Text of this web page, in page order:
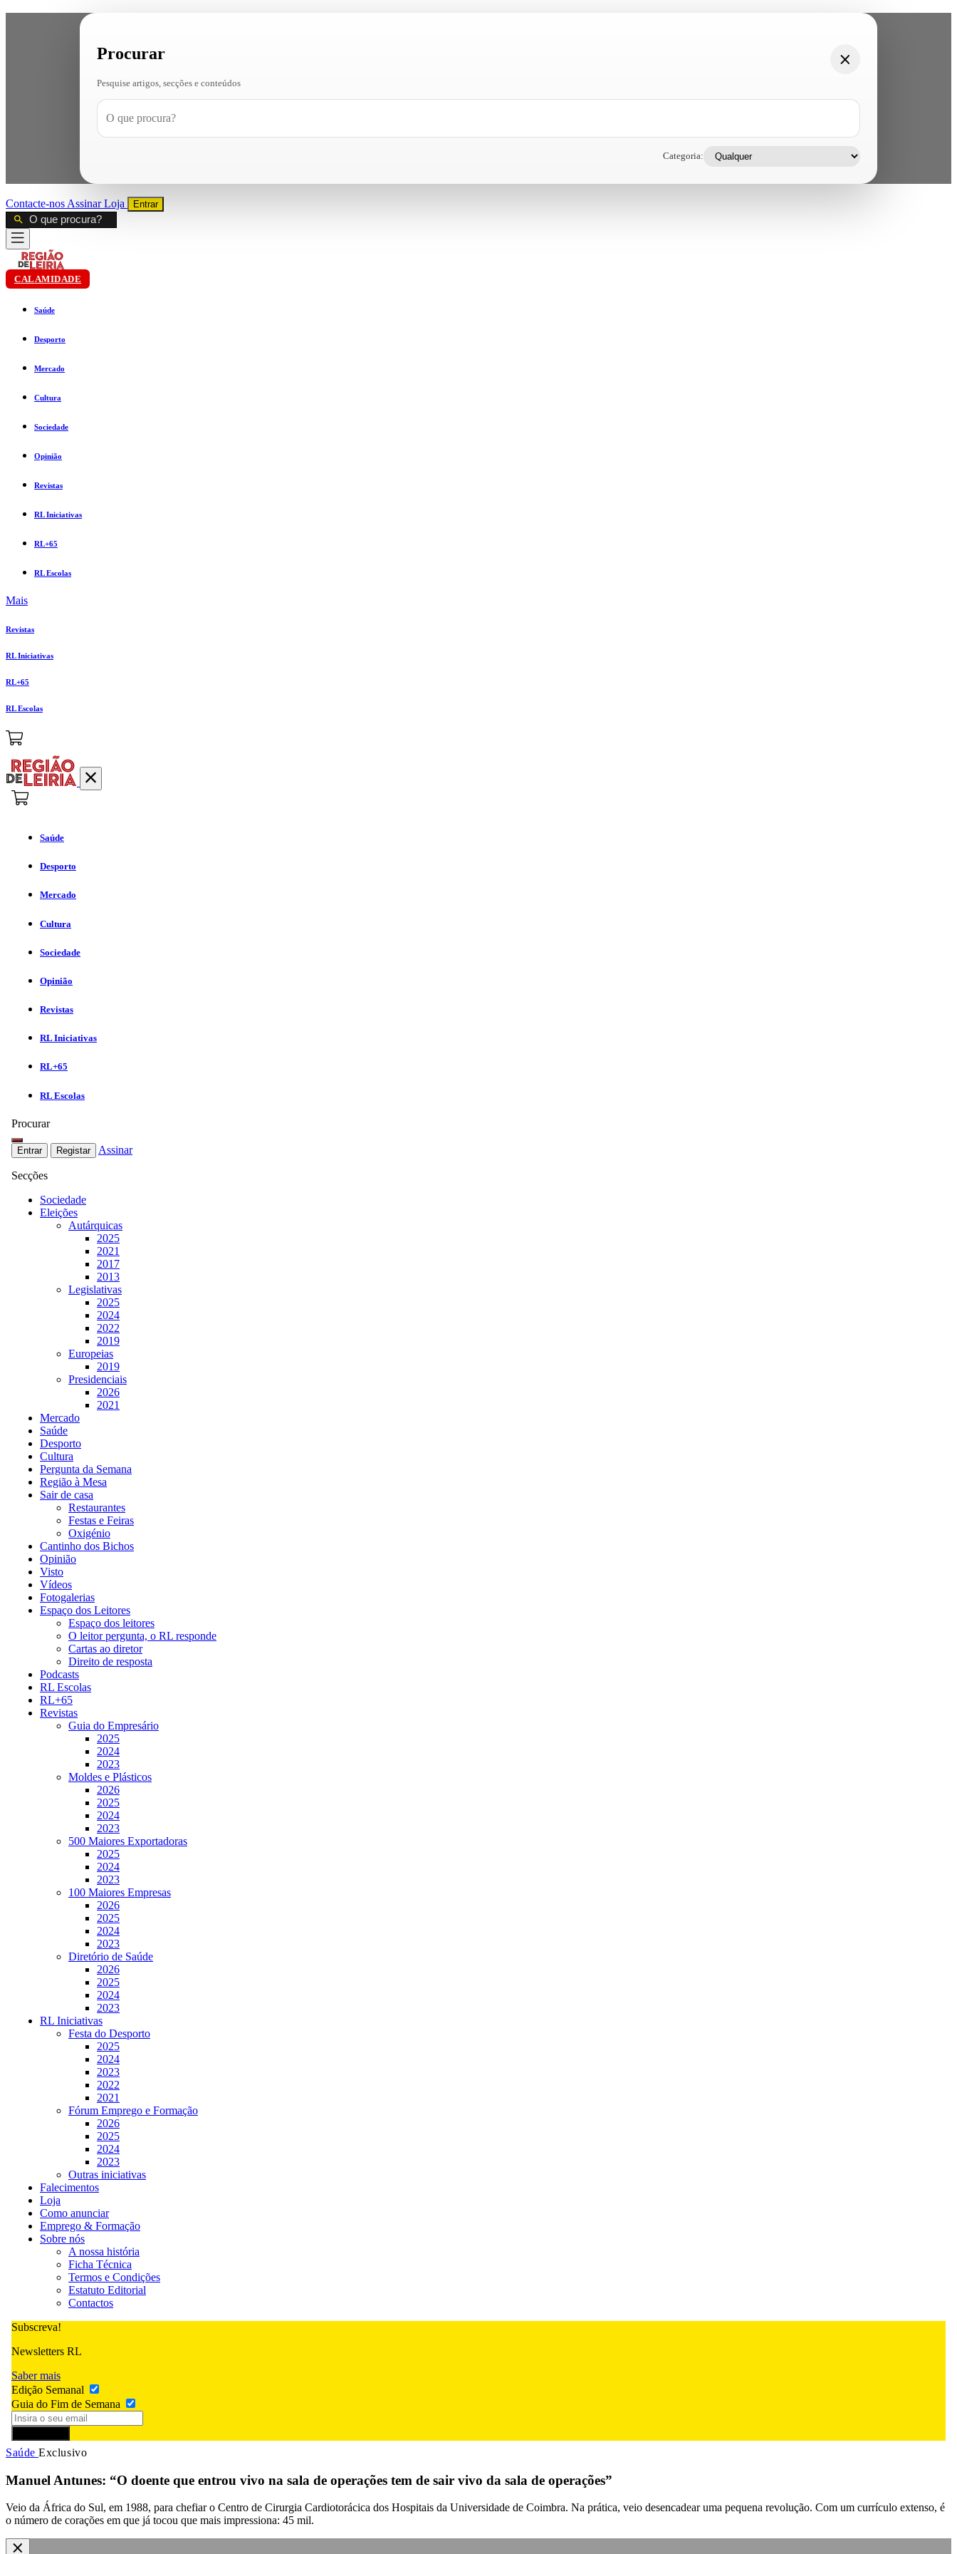
Procurar
Pesquise artigos, secções e conteúdos
Categoria:
Contacte-nos AssinarLoja Entrar
CALAMIDADE
Saúde
Desporto
Mercado
Cultura
Sociedade
Opinião
Revistas
RL Iniciativas
RL+65
RL Escolas
Mais
Revistas
RL Iniciativas
RL+65
RL Escolas
Saúde
Desporto
Mercado
Cultura
Sociedade
Opinião
Revistas
RL Iniciativas
RL+65
RL Escolas
Procurar
Entrar Registar Assinar
Secções
Sociedade
Eleições
Autárquicas
2025
2021
2017
2013
Legislativas
2025
2024
2022
2019
Europeias
2019
Presidenciais
2026
2021
Mercado
Saúde
Desporto
Cultura
Pergunta da Semana
Região à Mesa
Sair de casa
Restaurantes
Festas e Feiras
Oxigénio
Cantinho dos Bichos
Opinião
Visto
Vídeos
Fotogalerias
Espaço dos Leitores
Espaço dos leitores
O leitor pergunta, o RL responde
Cartas ao diretor
Direito de resposta
Podcasts
RL Escolas
RL+65
Revistas
Guia do Empresário
2025
2024
2023
Moldes e Plásticos
2026
2025
2024
2023
500 Maiores Exportadoras
2025
2024
2023
100 Maiores Empresas
2026
2025
2024
2023
Diretório de Saúde
2026
2025
2024
2023
RL Iniciativas
Festa do Desporto
2025
2024
2023
2022
2021
Fórum Emprego e Formação
2026
2025
2024
2023
Outras iniciativas
Falecimentos
Loja
Como anunciar
Emprego & Formação
Sobre nós
A nossa história
Ficha Técnica
Termos e Condições
Estatuto Editorial
Contactos
Subscreva!
Newsletters RL
Saber mais
Edição Semanal
Guia do Fim de Semana
Saúde Exclusivo
Manuel Antunes: “O doente que entrou vivo na sala de operações tem de sair vivo da sala de operações”
Veio da África do Sul, em 1988, para chefiar o Centro de Cirurgia Cardiotorácica dos Hospitais da Universidade de Coimbra. Na prática, veio desencadear uma pequena revolução. Com um currículo extenso, é
o número de corações em que já tocou que mais impressiona: 45 mil.